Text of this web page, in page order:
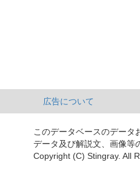
広告について
このデータベースのデータ
データ及び解説文、画像等
Copyright (C) Stingray. All